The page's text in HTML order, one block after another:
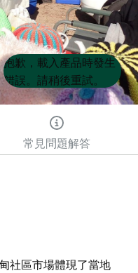
Product
List
Product
List
抱歉，載入產品時發生
錯誤。請稍後重試。
常見問題解答
社區市場體現了當地